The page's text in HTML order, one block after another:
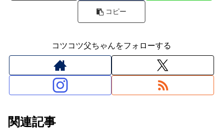
コピー
コツコツ父ちゃんをフォローする
関連記事